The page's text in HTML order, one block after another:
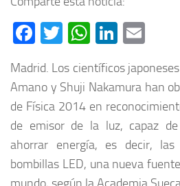
Facebook
TwitterWhatsApp
Madrid. Los científicos
Amano y Shuji Nakamura han
de Física 2014 en
de emisor de la luz, capaz
ahorrar energía, es decir,
bombillas LED, una nueva